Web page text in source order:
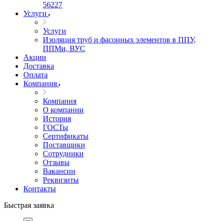
56227
Услуги
Услуги
Изоляция труб и фасонных элементов в ППУ,
ППМи, ВУС
Акции
Доставка
Оплата
Компания
Компания
О компании
История
ГОСТы
Сертификаты
Поставщики
Сотрудники
Отзывы
Вакансии
Реквизиты
Контакты
Быстрая заявка